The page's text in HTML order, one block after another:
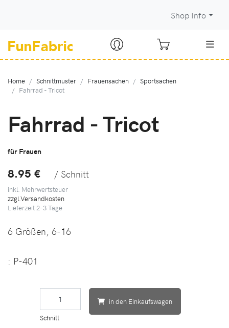
Shop Info
Home Schnittmuster Frauensachen
Sportsachen
Fahrrad - Tricot
Fahrrad - Tricot
für Frauen
8.95 € / Schnitt
inkl. Mehrwertsteuer
zzgl.Versandkosten
Lieferzeit 2-3Tage
6 Größen, 6-16
: P-401
Schnitt
in den Einkaufswagen